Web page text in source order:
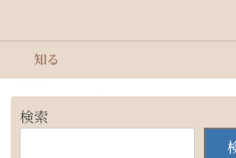
知る
検索